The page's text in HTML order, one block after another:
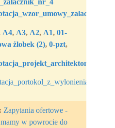
A4, A3, A2, A1, 01-
żlobek (2), 0-pzt,
Zapytania ofertowe -
w powrocie do